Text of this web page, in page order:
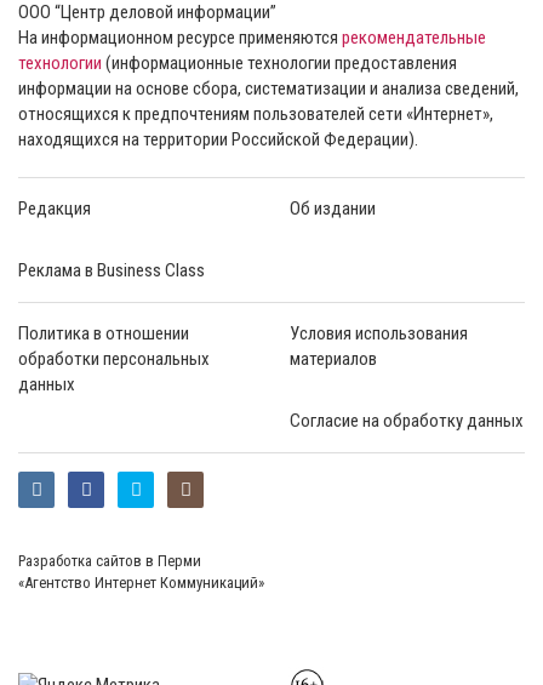
ООО “Центр деловой информации”
На информационном ресурсе применяются рекомендательные
технологии (информационные технологии предоставления
информации на основе сбора, систематизации и анализа сведений,
относящихся к предпочтениям пользователей сети «Интернет»,
находящихся на территории Российской Федерации).
Редакция Об издании
Реклама в Business Class
Политика в отношении
обработки персональных
данных
Условия использования
материалов
Согласие на обработку данных
Разработка сайтов в Перми
«Агентство Интернет Коммуникаций»